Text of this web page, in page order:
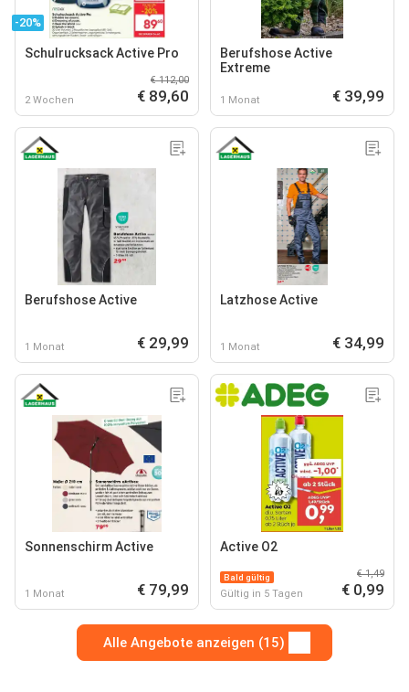
-20%
Schulrucksack Active Pro
2 Wochen
€ 112,00
€ 89,60
Berufshose Active
Extreme
1 Monat € 39,99
Berufshose Active
1 Monat € 29,99
Latzhose Active
1 Monat € 34,99
Sonnenschirm Active
1 Monat € 79,99
Active O2
Bald gültig
Gültig in 5 Tagen
€ 1,49
€ 0,99
Alle Angebote anzeigen (15)